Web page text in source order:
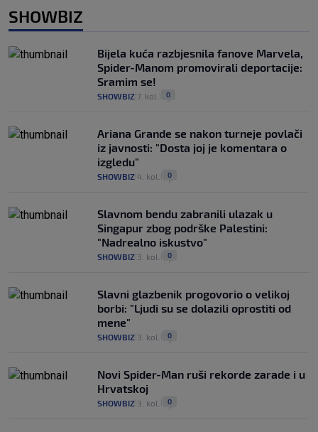
SHOWBIZ
Bijela kuća razbjesnila fanove Marvela,
Spider-Manom promovirali deportacije:
Sramim se!
SHOWBIZ 7. kol. 0
Ariana Grande se nakon turneje povlači
iz javnosti: "Dosta joj je komentara o
izgledu"
SHOWBIZ 4. kol. 0
Slavnom bendu zabranili ulazak u
Singapur zbog podrške Palestini:
"Nadrealno iskustvo"
SHOWBIZ 3. kol. 0
Slavni glazbenik progovorio o velikoj
borbi: "Ljudi su se dolazili oprostiti od
mene"
SHOWBIZ 3. kol. 0
Novi Spider-Man ruši rekorde zarade i u
Hrvatskoj
SHOWBIZ 3. kol. 0